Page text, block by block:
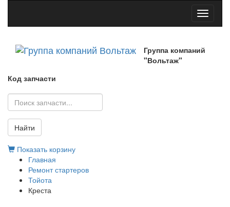
Toggle
Группа компаний
"Вольтаж"
Код запчасти
Найти
Показать корзину
Главная
Ремонт стартеров
Тойота
Креста